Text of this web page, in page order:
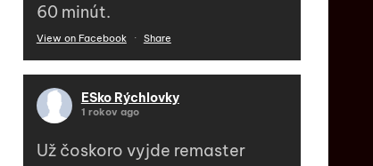
60 minút.
View on Facebook · Share
ESko Rýchlovky
1 rokov ago
Už čoskoro vyjde remaster